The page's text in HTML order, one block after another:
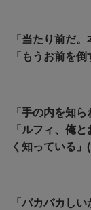
「当たり前だ
「もうお前を
「手の内を知
「ルフィ、俺
く知っている」
「バカバカし